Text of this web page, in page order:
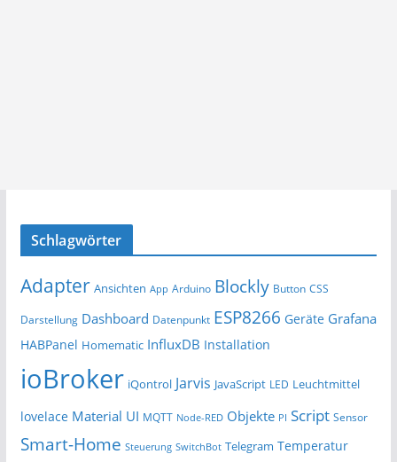
Schlagwörter
Adapter Ansichten App Arduino Blockly Button CSS
Darstellung Dashboard Datenpunkt ESP8266 Geräte Grafana
HABPanel Homematic InfluxDB Installation
ioBroker iQontrol Jarvis JavaScript LED Leuchtmittel
lovelace Material UI MQTT Node-RED Objekte PI Script Sensor
Smart-Home Steuerung SwitchBot Telegram Temperatur